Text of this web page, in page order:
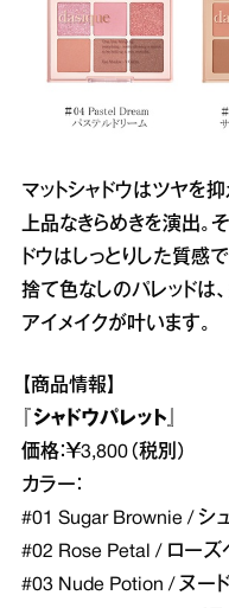
マットシャドウはツヤを
上品なきらめきを演出。
ドウはしっとりした質感
捨て色なしのパレッドは
アイメイクが叶います。
【商品情報】
『シャドウパレット』
価格：￥3,800（税別）
カラー：
#01 Sugar Brownie / シ
#02 Rose Petal / ローズ
#03 Nude Potion / ヌー